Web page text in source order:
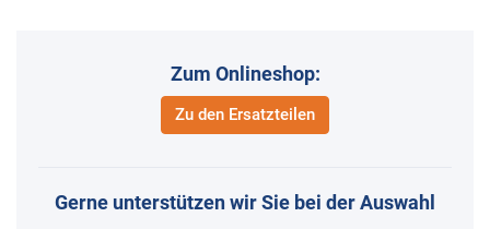
Zum Onlineshop:
Zu den Ersatzteilen
Gerne unterstützen wir Sie bei der Auswahl